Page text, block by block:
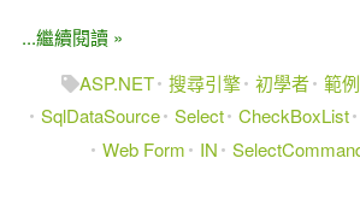
...繼續閱讀 »
ASP.NET 搜尋引擎 初學者 範例
SqlDataSource Select CheckBoxList
Web Form
IN